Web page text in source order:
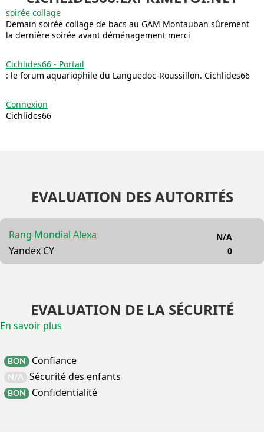
soirée collage
Demain soirée collage de bacs au GAM Montauban sûrement
la dernière soirée avant déménagement merci
Cichlides66 - Portail
: le forum aquariophile du Languedoc-Roussillon. Cichlides66
Connexion
Cichlides66
EVALUATION DES AUTORITÉS
Rang Mondial Alexa
Yandex CY
N/A
0
EVALUATION DE LA SÉCURITÉ
En savoir plus
BON Confiance
N/A Sécurité des enfants
BON Confidentialité